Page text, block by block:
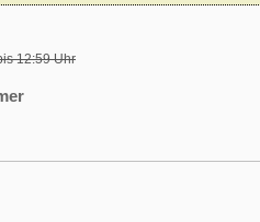
12:59 Uhr